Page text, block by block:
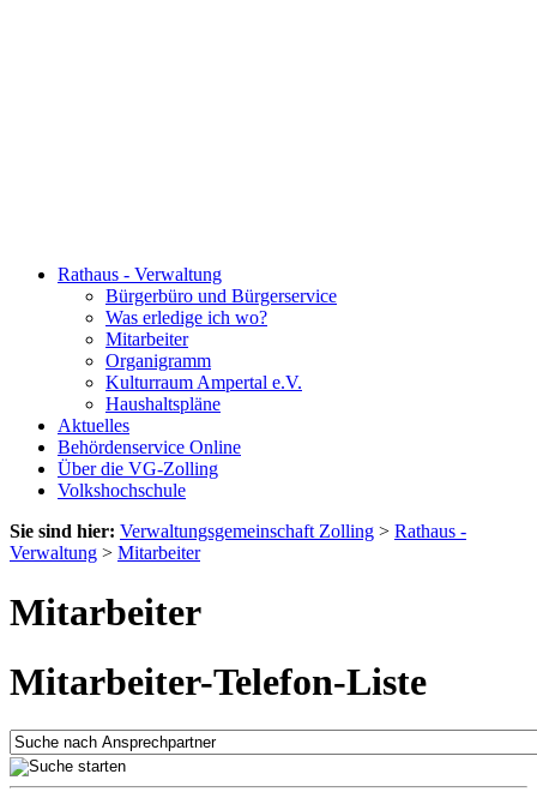
Rathaus - Verwaltung
Bürgerbüro und Bürgerservice
Was erledige ich wo?
Mitarbeiter
Organigramm
Kulturraum Ampertal e.V.
Haushaltspläne
Aktuelles
Behördenservice Online
Über die VG-Zolling
Volkshochschule
Sie sind hier: Verwaltungsgemeinschaft Zolling > Rathaus -
Verwaltung > Mitarbeiter
Mitarbeiter
Mitarbeiter-Telefon-Liste